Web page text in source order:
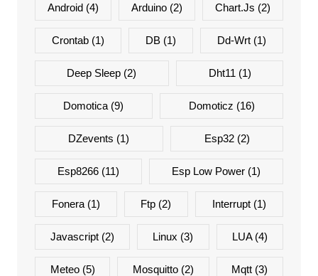
Android(4) Arduino (2) Chart.js (2)
Crontab(1) DB (1) Dd-Wrt (1)
Deep Sleep (2) Dht11 (1)
Domotica (9) Domoticz (16)
DZevents (1) Esp32(2)
Esp8266(11) Esp Low Power (1)
Fonera(1) Ftp (2) Interrupt (1)
Javascript (2) Linux (3) LUA(4)
Meteo(5) Mosquitto(2) Mqtt (3)